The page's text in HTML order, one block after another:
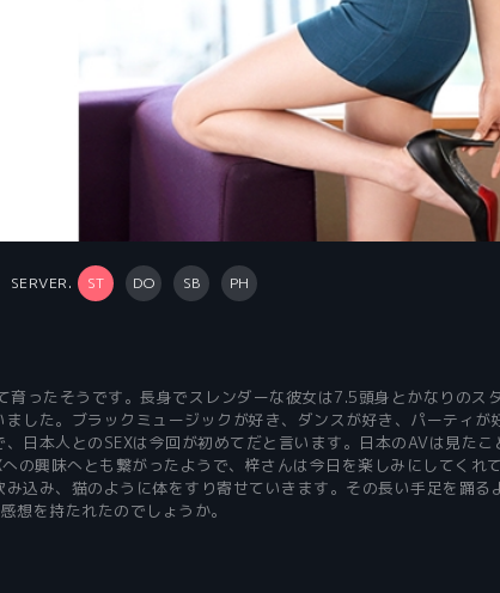
SERVER. ST DO SB PH
ったそうです。長身でスレンダーな彼女は7.5頭身とかなりのス
した。ブラックミュージックが好き、ダンスが好き、パーティが
日本人とのSEXは今回が初めてだと言います。日本のAVは見たこ
の興味へとも繋がったようで、梓さんは今日を楽しみにしてくれ
込み、猫のように体をすり寄せていきます。その長い手足を踊る
想を持たれたのでしょうか。